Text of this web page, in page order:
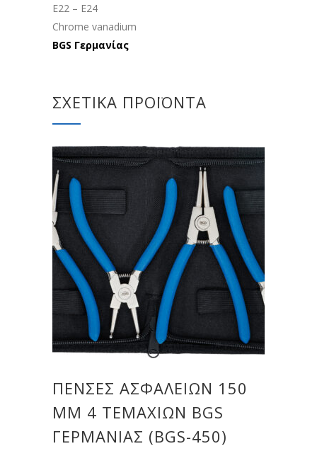
E22 – E24
Chrome vanadium
BGS Γερμανίας
ΣΧΕΤΙΚΆ ΠΡΟΪΌΝΤΑ
ΠΈΝΣΕΣ ΑΣΦΑΛΕΙΏΝ 150
MM 4 ΤΕΜΑΧΊΩΝ BGS
ΓΕΡΜΑΝΊΑΣ (BGS-450)